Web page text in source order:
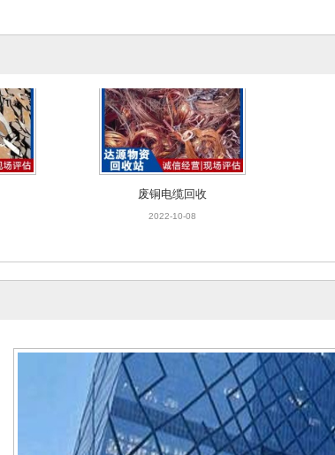
废铜电缆回收
2022-10-08
不锈钢回收
2022-10-08